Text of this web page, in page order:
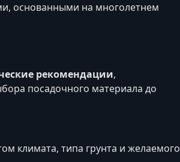
основанными на многолетнем
рекомендации,
посадочного материала до
климата, типа грунта и желаемого